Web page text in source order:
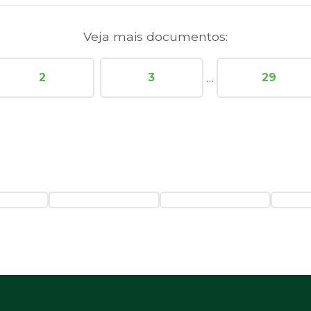
Veja mais documentos:
2 3 … 29